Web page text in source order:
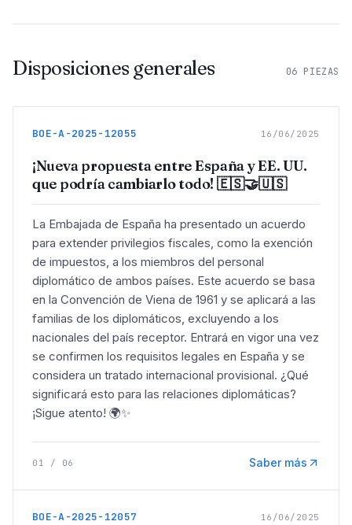
Disposiciones generales 06 PIEZAS
BOE-A-2025-12055 16/06/2025
¡Nueva propuesta entre España y EE. UU.
que podría cambiarlo todo! 🇪🇸🤝🇺🇸
La Embajada de España ha presentado un acuerdo
para extender privilegios fiscales, como la exención
de impuestos, a los miembros del personal
diplomático de ambos países. Este acuerdo se basa
en la Convención de Viena de 1961 y se aplicará a las
familias de los diplomáticos, excluyendo a los
nacionales del país receptor. Entrará en vigor una vez
se confirmen los requisitos legales en España y se
considera un tratado internacional provisional. ¿Qué
significará esto para las relaciones diplomáticas?
¡Sigue atento! 🌍✨
01 / 06 Saber más
BOE-A-2025-12057 16/06/2025